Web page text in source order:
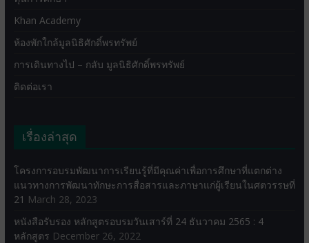
Khan Academy
ห้องพักใกล้มูลนิธิศักดิ์พรทรัพย์
การเดินทางไป – กลับ มูลนิธิศักดิ์พรทรัพย์
ติดต่อเรา
เรื่องล่าสุด
โครงการอบรมพัฒนาการเรียนรู้ที่มีคุณค่าเพื่อการศึกษาที่แตกต่าง
แนวทางการพัฒนาทักษะการสื่อสารและภาษาแก่ผู้เรียนในศตวรรษที่
21 March 28, 2023
หนังสือรับรอง หลักสูตรอบรมวันเสาร์ที่ 24 ธันวาคม 2565 : 4
หลักสูตร December 26, 2022